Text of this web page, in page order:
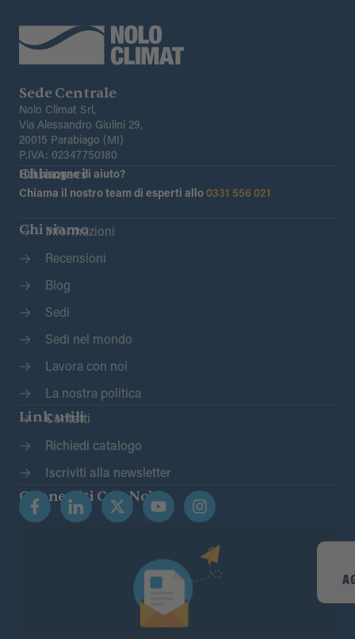
Sede Centrale
Nolo Climat Srl,
Via Alessandro Giulini 29,
20015 Parabiago (MI)
P.IVA: 02347750180
Chiamaci
Hai bisogno di aiuto?
Chiama il nostro team di esperti allo 0331 556 021
Chi siamo
Informazioni
Recensioni
Blog
Sedi
Sedi nel mondo
Lavora con noi
La nostra politica
Link utili
Contatti
Richiedi catalogo
Iscriviti alla newsletter
Connettiti Con Noi